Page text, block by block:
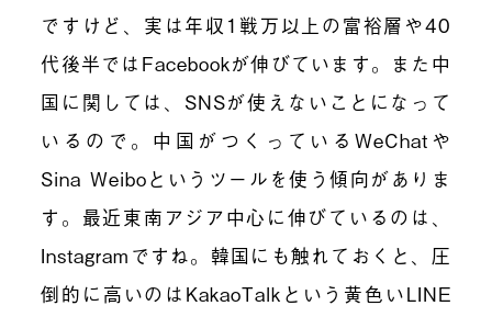
ですけど、実は年収1戦万以上の富裕層や40
代後半ではFacebookが伸びています。また中
国に関しては、SNSが使えないことになって
いるので。中国がつくっているWeChatや
Sina Weiboというツールを使う傾向がありま
す。最近東南アジア中心に伸びているのは、
Instagramですね。韓国にも触れておくと、圧
倒的に高いのはKakaoTalkという黄色いLINE